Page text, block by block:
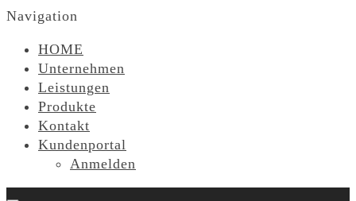
Navigation
HOME
Unternehmen
Leistungen
Produkte
Kontakt
Kundenportal
Anmelden